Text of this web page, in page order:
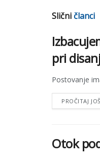
Slični članci
pri
Postovanje
PROČITAJ JOŠ
Otok